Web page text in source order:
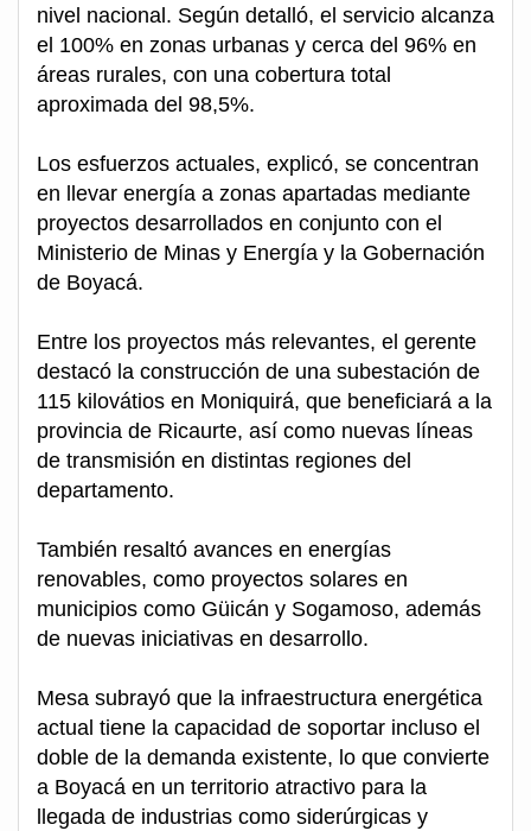
nivel nacional. Según detalló, el servicio alcanza
el 100% en zonas urbanas y cerca del 96% en
áreas rurales, con una cobertura total
aproximada del 98,5%.
Los esfuerzos actuales, explicó, se concentran
en llevar energía a zonas apartadas mediante
proyectos desarrollados en conjunto con el
Ministerio de Minas y Energía y la Gobernación
de Boyacá.
Entre los proyectos más relevantes, el gerente
destacó la construcción de una subestación de
115 kilovátios en Moniquirá, que beneficiará a la
provincia de Ricaurte, así como nuevas líneas
de transmisión en distintas regiones del
departamento.
También resaltó avances en energías
renovables, como proyectos solares en
municipios como Güicán y Sogamoso, además
de nuevas iniciativas en desarrollo.
Mesa subrayó que la infraestructura energética
actual tiene la capacidad de soportar incluso el
doble de la demanda existente, lo que convierte
a Boyacá en un territorio atractivo para la
llegada de industrias como siderúrgicas y